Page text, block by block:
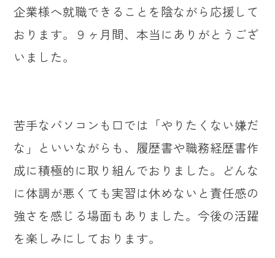
企業様へ就職できることを陰ながら応援して
おります。９ヶ月間、本当にありがとうござ
いました。
苦手なパソコンも口では「やりたくない嫌だ
な」といいながらも、履歴書や職務経歴書作
成に積極的に取り組んでおりました。どんな
に体調が悪くても実習は休めないと責任感の
強さを感じる場面もありました。今後の活躍
を楽しみにしております。